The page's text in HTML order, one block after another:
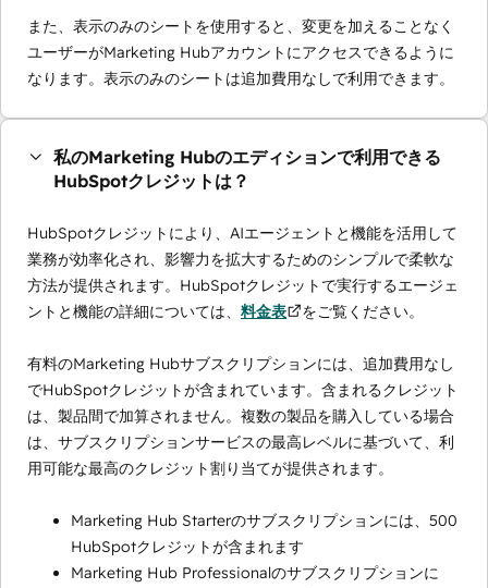
また、表示のみのシートを使用すると、変更を加えることなく
ユーザーがMarketing Hubアカウントにアクセスできるように
なります。表示のみのシートは追加費用なしで利用できます。
私のMarketing Hubのエディションで利用できる
HubSpotクレジットは？
HubSpotクレジットにより、AIエージェントと機能を活用して
業務が効率化され、影響力を拡大するためのシンプルで柔軟な
方法が提供されます。HubSpotクレジットで実行するエージェ
ントと機能の詳細については、 料金表 をご覧ください。
有料のMarketing Hubサブスクリプションには、追加費用なし
でHubSpotクレジットが含まれています。含まれるクレジット
は、製品間で加算されません。複数の製品を購入している場合
は、サブスクリプションサービスの最高レベルに基づいて、利
用可能な最高のクレジット割り当てが提供されます。
Marketing Hub Starterのサブスクリプションには、500
HubSpotクレジットが含まれます
Marketing Hub Professionalのサブスクリプションに